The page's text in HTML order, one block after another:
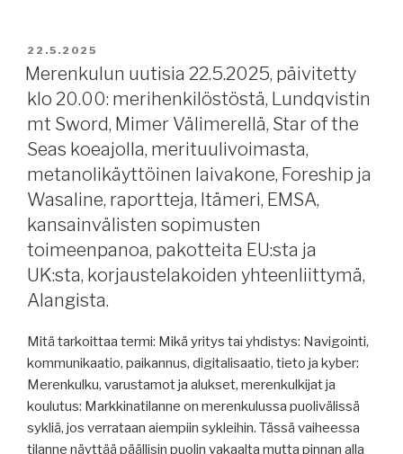
monitoimikorvetista,
tukee,
raportteja,
tullipolitiikasta,
Panama
tiukentaa
STS-
määräyksiään,
alus
karilla
nukkui,
luotsi
vessassa,
Dunkirkin
evakuoinnin
25.05.2025”
JULKAISTU
22.5.2025
Merenkulun uutisia 22.5.2025, päivitetty
klo 20.00: merihenkilöstöstä, Lundqvistin
mt Sword, Mimer Välimerellä, Star of the
Seas koeajolla, merituulivoimasta,
metanolikäyttöinen laivakone, Foreship ja
Wasaline, raportteja, Itämeri, EMSA,
kansainvälisten sopimusten
toimeenpanoa, pakotteita EU:sta ja
UK:sta, korjaustelakoiden yhteenliittymä,
Alangista.
Mitä tarkoittaa termi: Mikä yritys tai yhdistys: Navigointi,
kommunikaatio, paikannus, digitalisaatio, tieto ja kyber:
Merenkulku, varustamot ja alukset, merenkulkijat ja
koulutus: Markkinatilanne on merenkulussa puolivälissä
sykliä, jos verrataan aiempiin sykleihin. Tässä vaiheessa
tilanne näyttää päällisin puolin vakaalta mutta pinnan alla